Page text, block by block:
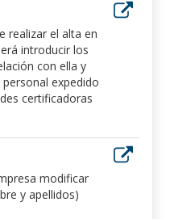
realizar el alta en
introducir los
con ella y
expedido
certificadoras
modificar
y apellidos)